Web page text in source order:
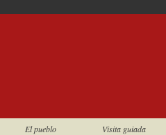
El pueblo Visita guiada